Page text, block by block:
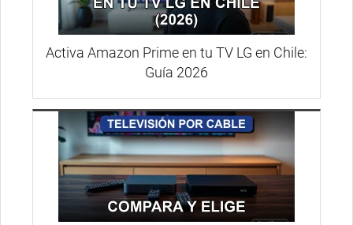
Activa Amazon Prime en tu TV LG en Chile:
Guía 2026